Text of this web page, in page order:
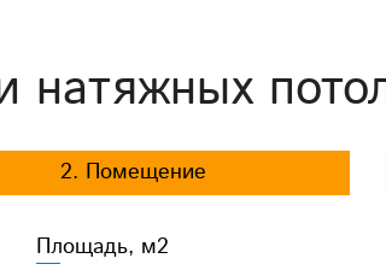
натяжных
2. Помещение
Площадь, м2